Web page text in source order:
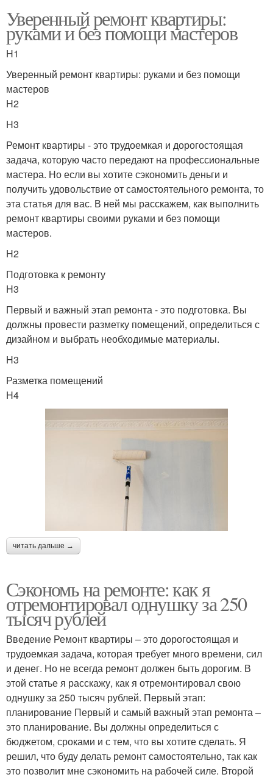
Уверенный ремонт квартиры:
руками и без помощи мастеров
H1
Уверенный ремонт квартиры: руками и без помощи
мастеров
H2
H3
Ремонт квартиры - это трудоемкая и дорогостоящая
задача, которую часто передают на профессиональные
мастера. Но если вы хотите сэкономить деньги и
получить удовольствие от самостоятельного ремонта, то
эта статья для вас. В ней мы расскажем, как выполнить
ремонт квартиры своими руками и без помощи
мастеров.
H2
Подготовка к ремонту
H3
Первый и важный этап ремонта - это подготовка. Вы
должны провести разметку помещений, определиться с
дизайном и выбрать необходимые материалы.
H3
Разметка помещений
H4
читать дальше →
Сэкономь на ремонте: как я
отремонтировал однушку за 250
тысяч рублей
Введение Ремонт квартиры – это дорогостоящая и
трудоемкая задача, которая требует много времени, сил
и денег. Но не всегда ремонт должен быть дорогим. В
этой статье я расскажу, как я отремонтировал свою
однушку за 250 тысяч рублей. Первый этап:
планирование Первый и самый важный этап ремонта –
это планирование. Вы должны определиться с
бюджетом, сроками и с тем, что вы хотите сделать. Я
решил, что буду делать ремонт самостоятельно, так как
это позволит мне сэкономить на рабочей силе. Второй